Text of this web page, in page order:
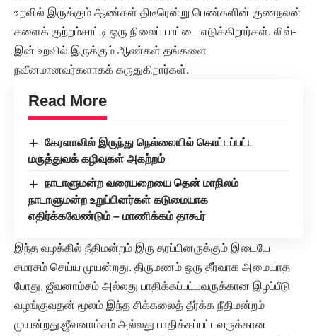
உறவில் இருக்கும் ஆண்கள் திடீரென்று பெண்களின் குணநலன்
களைக் குற்றம்சாட்டி ஒரு நிலைப் பாட்டை எடுக்கிறார்கள். லிவ்-
இன் உறவில் இருக்கும் ஆண்கள் தங்களை
நவீனமானவர்களாகக் கருதுகிறார்கள்.
Read More
கேரளாவில் இருந்து நெல்லையில் கொட்டப்பட்ட
மருத்துவக் கழிவுகள் அகற்றம்
நாடாளுமன்ற வரையறையை தென் மாநிலம்
நாடாளுமன்ற உறுப்பினர்கள் கடுமையாக
எதிர்க்கவேண்டும் – மாணிக்கம் தாகூர்
இந்த வழக்கில் நீதிமன்றம் இரு தரப்பினருக்கும் இடையே
சமரசம் செய்ய முயன்றது. திருமணம் ஒரு தீர்வாக அமையாத
போது, ஜீவனாம்சம் அல்லது பாதிக்கப்பட்டவருக்கான இழப்பீடு
வழங்குவதன் மூலம் இந்த சிக்கலைத் தீர்க்க நீதிமன்றம்
முயன்றது.ஜீவனாம்சம் அல்லது பாதிக்கப்பட்டவருக்கான